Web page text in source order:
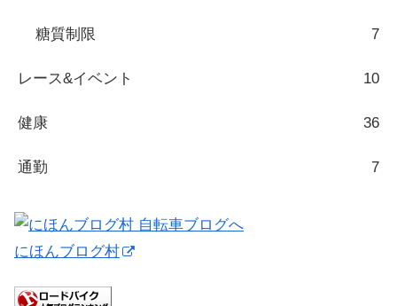
糖質制限 7
レース&イベント 10
健康 36
通勤 7
にほんブログ村